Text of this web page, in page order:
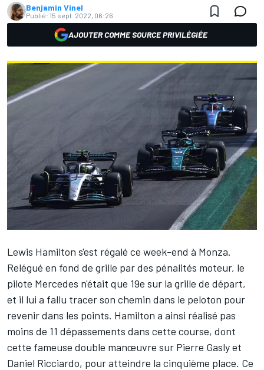
Benjamin Vinel
Publié: 15 sept. 2022, 06:26
AJOUTER COMME SOURCE PRIVILÉGIÉE
Lewis Hamilton s'est régalé ce week-end à Monza.
Relégué en fond de grille par des pénalités moteur, le
pilote Mercedes n'était que 19e sur la grille de départ,
et il lui a fallu tracer son chemin dans le peloton pour
revenir dans les points. Hamilton a ainsi réalisé pas
moins de 11 dépassements dans cette course, dont
cette fameuse double manœuvre sur Pierre Gaslyet
Daniel Ricciardo, pour atteindre la cinquième place. Ce